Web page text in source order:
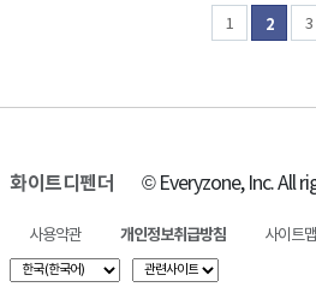
1 2 3
화이트디펜더 © Everyzone, Inc. All
사용약관 개인정보취급방침 사이트맵